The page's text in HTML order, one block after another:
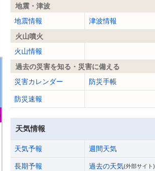
地震・津波
地震情報
津波情報
火山噴火
火山情報
過去の災害を知る・災害に備える
災害カレンダー
防災手帳
防災速報
天気情報
天気予報 週間天気
長期予報 過去の天気(外部サイト)